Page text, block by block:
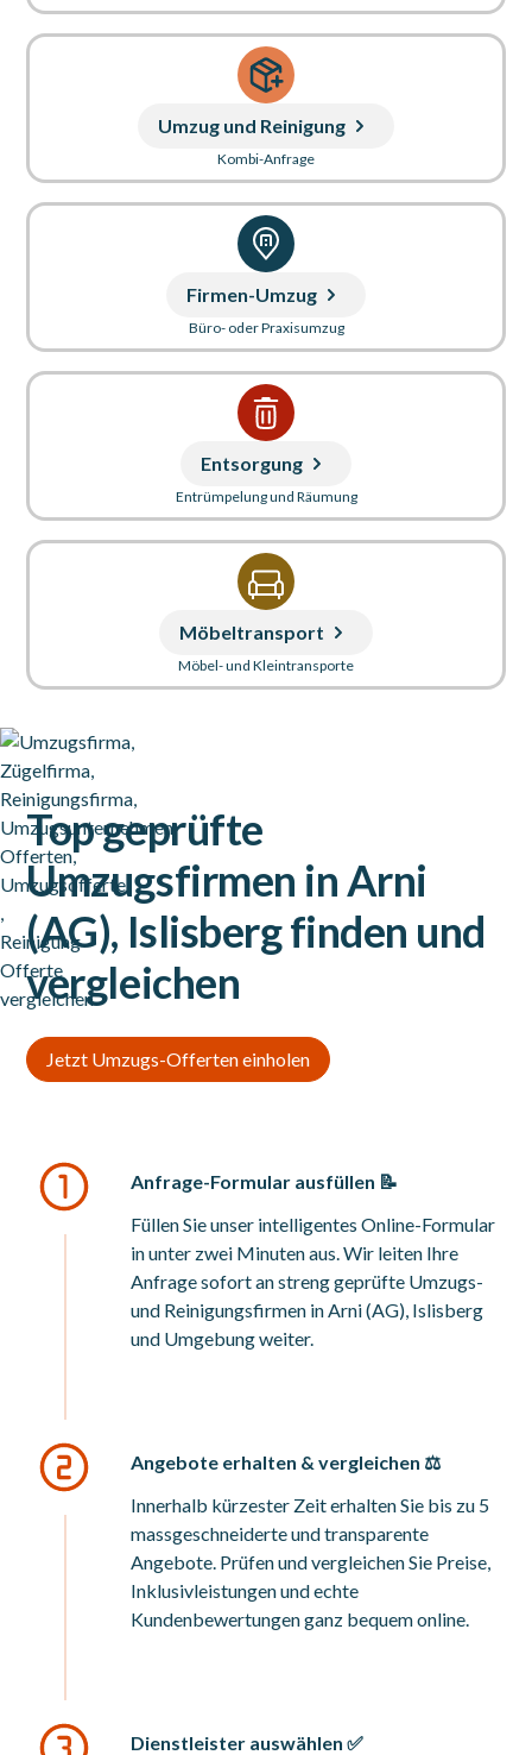
Umzug und Reinigung
Kombi-Anfrage
Firmen-Umzug
Büro- oder Praxisumzug
Entsorgung
Entrümpelung und Räumung
Möbeltransport
Möbel- und Kleintransporte
Top geprüfte
Umzugsfirmen in Arni
(AG), Islisberg finden und
vergleichen
Jetzt Umzugs-Offerten einholen
Anfrage-Formular ausfüllen 📝
Füllen Sie unser intelligentes Online-Formular
in unter zwei Minuten aus. Wir leiten Ihre
Anfrage sofort an streng geprüfte Umzugs-
und Reinigungsfirmen in Arni (AG), Islisberg
und Umgebung weiter.
Angebote erhalten & vergleichen ⚖️
Innerhalb kürzester Zeit erhalten Sie bis zu 5
massgeschneiderte und transparente
Angebote. Prüfen und vergleichen Sie Preise,
Inklusivleistungen und echte
Kundenbewertungen ganz bequem online.
Dienstleister auswählen ✅